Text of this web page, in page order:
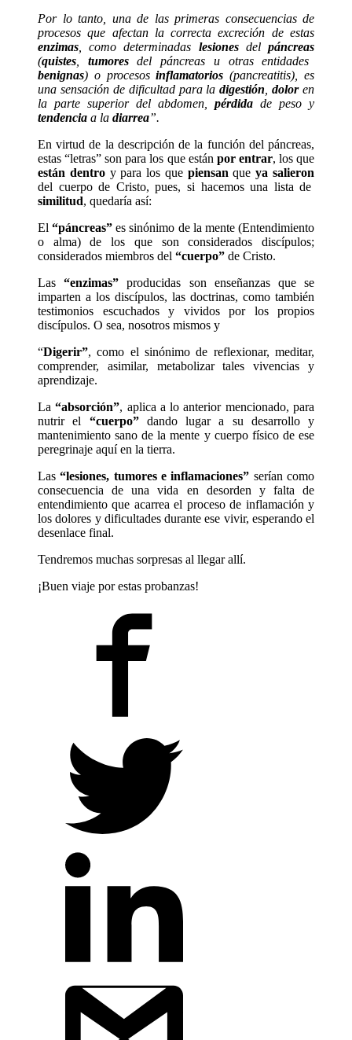
Por lo tanto, una de las primeras consecuencias de
procesos que afectan la correcta excreción de estas
enzimas, como determinadas lesionesdelpáncreas
(quistes, tumoresdel páncreas u otras entidades
benignas) o procesosinflamatorios (pancreatitis), es
una sensación de dificultad para ladigestión,doloren
la parte superior del abdomen, pérdida de peso y
tendencia a la diarrea”.
En virtud de la descripción de la función del páncreas,
estas “letras” son para los que están por entrar, los que
están dentroy para los quepiensanqueya salieron
del cuerpo de Cristo, pues, si hacemos una lista de
similitud, quedaría así:
El“páncreas” es sinónimo de la mente (Entendimiento
o alma) de los que son considerados discípulos;
considerados miembros del “cuerpo” de Cristo.
Las“enzimas” producidas son enseñanzas que se
imparten a los discípulos, las doctrinas, como también
testimonios escuchados y vividos por los propios
discípulos. O sea, nosotros mismos y
“Digerir”, como el sinónimo de reflexionar, meditar,
comprender, asimilar, metabolizar tales vivencias y
aprendizaje.
La“absorción”, aplica a lo anterior mencionado, para
nutrir el “cuerpo”dando lugar a su desarrollo y
mantenimiento sano de la mente y cuerpo físico de ese
peregrinaje aquí en la tierra.
Las“lesiones, tumores e inflamaciones” serían como
consecuencia de una vida en desorden y falta de
entendimiento que acarrea el proceso de inflamación y
los dolores y dificultades durante ese vivir, esperando el
desenlace final.
Tendremos muchas sorpresas al llegar allí.
¡Buen viaje por estas probanzas!